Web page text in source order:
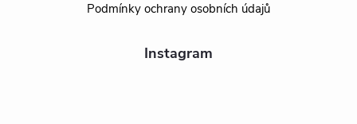
Podmínky ochrany osobních údajů
Instagram